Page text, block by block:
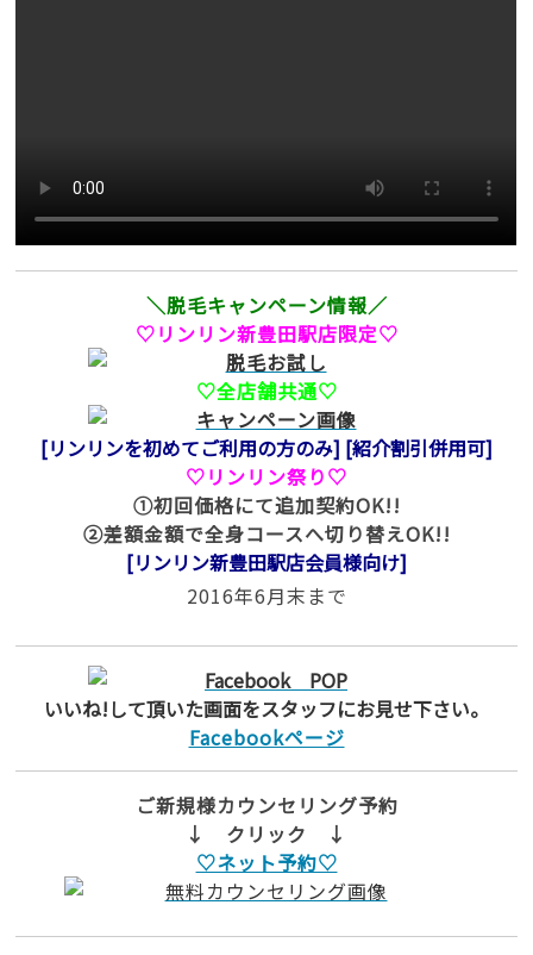
＼脱毛キャンペーン情報／
♡リンリン新豊田駅店限定♡
♡全店舗共通♡
[リンリンを初めてご利用の方のみ] [紹介割引併用可]
♡リンリン祭り♡
①初回価格にて追加契約OK!!
②差額金額で全身コースへ切り替えOK!!
[リンリン新豊田駅店会員様向け]
2016年6月末まで
いいね!して頂いた画面をスタッフにお見せ下さい。
Facebookページ
ご新規様カウンセリング予約
↓ クリック ↓
♡ネット予約♡